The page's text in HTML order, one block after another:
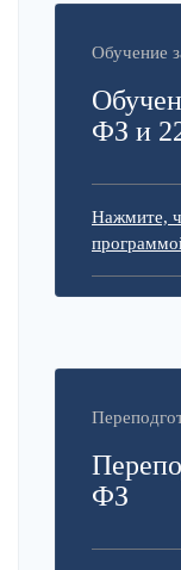
Обучение
ФЗ и
Нажмите,
ФЗ